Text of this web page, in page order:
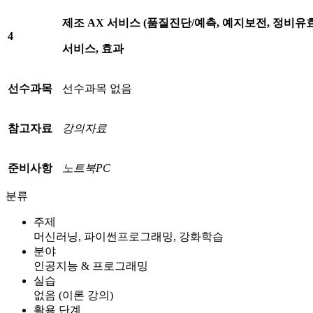
4
제조 AX 서비스 (품질진단/예측, 예지보전, 정비유
서비스, 효과
선수과목 선수과목 없음
참고자료 강의자료
준비사항 노트북PC
분류
주제
머신러닝, 파이썬프로그래밍, 강화학습
분야
인공지능 & 프로그래밍
실습
없음 (이론 강의)
활용 단계